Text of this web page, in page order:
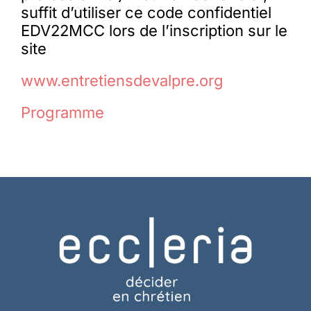
suffit d’utiliser ce code confidentiel
EDV22MCC lors de l’inscription sur le
site
www.entretiensdevalpre.org
Programme